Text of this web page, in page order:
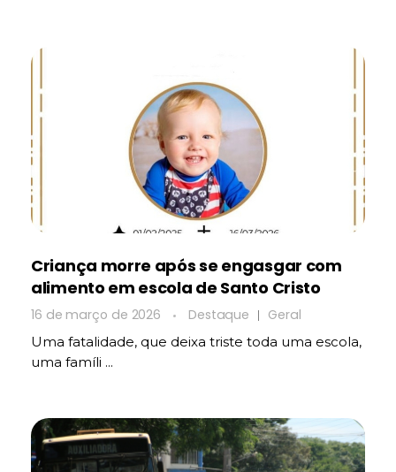
Criança morre após se engasgar com
alimento em escola de Santo Cristo
16 de março de 2026 Destaque Geral
Uma fatalidade, que deixa triste toda uma escola,
uma famíli ...